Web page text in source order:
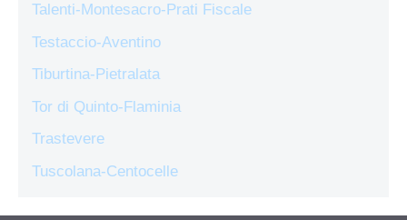
Talenti-Montesacro-Prati Fiscale
Testaccio-Aventino
Tiburtina-Pietralata
Tor di Quinto-Flaminia
Trastevere
Tuscolana-Centocelle